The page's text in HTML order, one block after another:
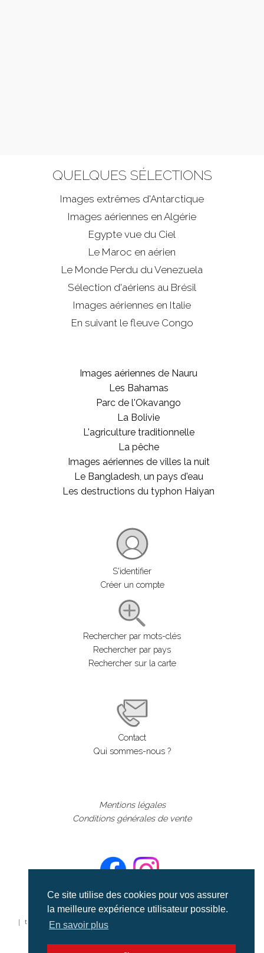
Ce site utilise des cookies pour vos assurer
la meilleure expérience utilisateur possible.
En savoir plus
QUELQUES SÉLECTIONS
Images extrêmes d'Antarctique
Images aériennes en Algérie
Egypte vue du Ciel
Le Maroc en aérien
Le Monde Perdu du Venezuela
Sélection d'aériens au Brésil
Images aériennes en Italie
En suivant le fleuve Congo
Images aériennes de Nauru
Les Bahamas
Parc de l'Okavango
La Bolivie
L'agriculture traditionnelle
La pêche
Images aériennes de villes la nuit
Le Bangladesh, un pays d'eau
Les destructions du typhon Haiyan
S'identifier
Créer un compte
Rechercher par mots-clés
Rechercher par pays
Rechercher sur la carte
Contact
Qui sommes-nous ?
Mentions légales
Conditions générales de vente
©aerialcollection marque déposée 2024
| tous droits réservés | aerialcollection.fr banque d'images
aériennes et documentaires video et cinéma |